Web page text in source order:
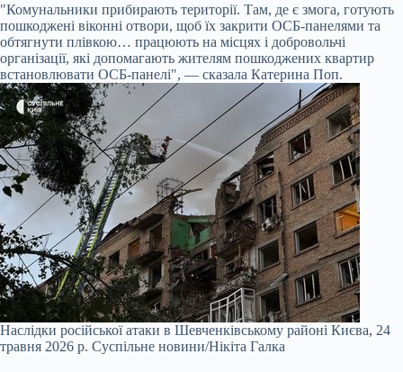
"Комунальники прибирають території. Там, де є змога, готують
пошкоджені віконні отвори, щоб їх закрити ОСБ-панелями та
обтягнути плівкою… працюють на місцях і добровольчі
організації, які допомагають жителям пошкоджених квартир
встановлювати ОСБ-панелі", — сказала Катерина Поп.
Наслідки російської атаки в Шевченківському районі Києва, 24
травня 2026 р. Суспільне новини/Нікіта Галка